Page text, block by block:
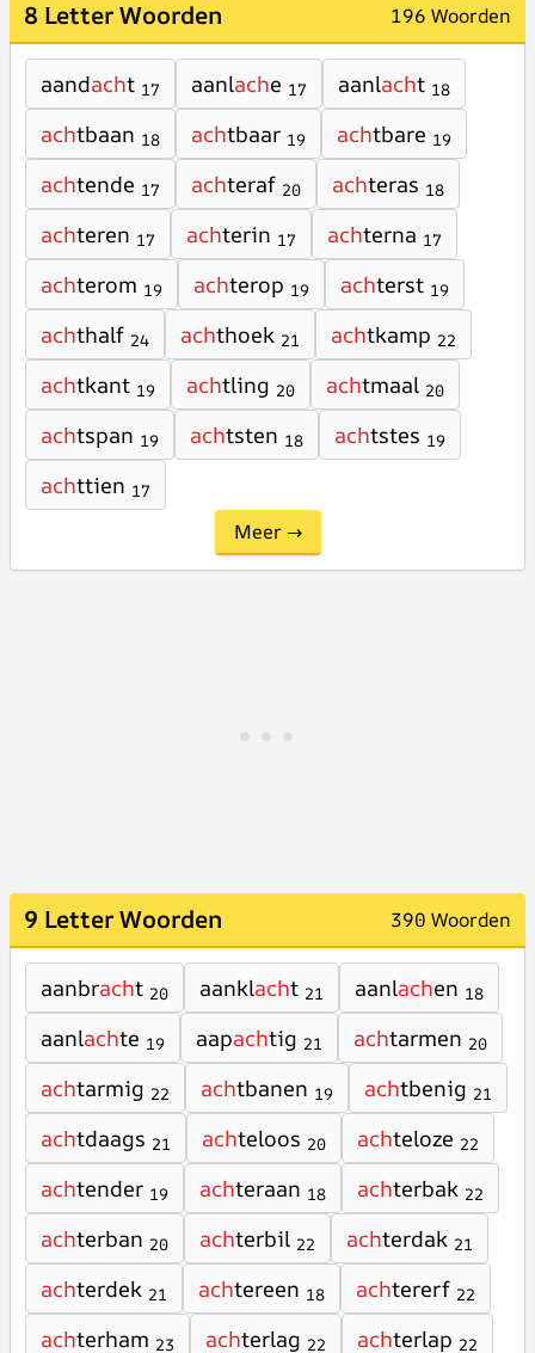
8 Letter Woorden 196 Woorden
aandacht 17 aanlache 17 aanlacht 18
achtbaan 18 achtbaar 19 achtbare 19
achtende 17 achteraf 20 achteras 18
achteren 17 achterin 17 achterna 17
achterom 19 achterop 19 achterst 19
achthalf 24 achthoek 21 achtkamp 22
achtkant 19 achtling 20 achtmaal 20
achtspan 19 achtsten 18 achtstes 19
achttien 17
Meer →
9 Letter Woorden 390 Woorden
aanbracht 20 aanklacht 21 aanlachen 18
aanlachte 19 aapachtig 21 achtarmen 20
achtarmig 22 achtbanen 19 achtbenig 21
achtdaags 21 achteloos 20 achteloze 22
achtender 19 achteraan 18 achterbak 22
achterban 20 achterbil 22 achterdak 21
achterdek 21 achtereen 18 achtererf 22
achterham 23 achterlag 22 achterlap 22